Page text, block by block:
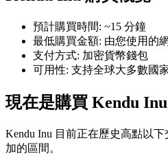
幣本位永續
以數字貨幣為保證金的永續
美股、外匯、貴金屬及大宗
預計購買時間: ~15 分鐘
最低購買金額: 由您使用的
支付方式: 加密貨幣錢包
可用性: 支持全球大多數國
現在是購買 Kendu
Kendu Inu 目前正在歷史高點以
加的區間。